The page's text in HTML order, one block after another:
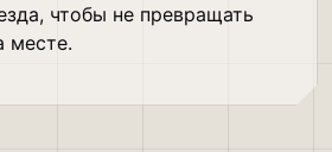
чтобы не превращать
месте.